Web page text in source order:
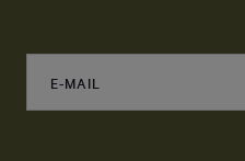
E-MAIL